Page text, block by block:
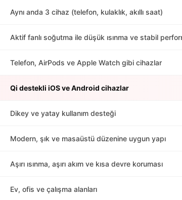
Aynı anda 3 cihaz (telefon, kulaklık, akıllı saat)
Aktif fanlı soğutma ile düşük ısınma ve stabil
Telefon, AirPods ve Apple Watch gibi cihazlar
Qi destekli iOS ve Android cihazlar
Dikey ve yatay kullanım desteği
Modern, şık ve masaüstü düzenine uygun yapı
Aşırı ısınma, aşırı akım ve kısa devre koruması
Ev, ofis ve çalışma alanları